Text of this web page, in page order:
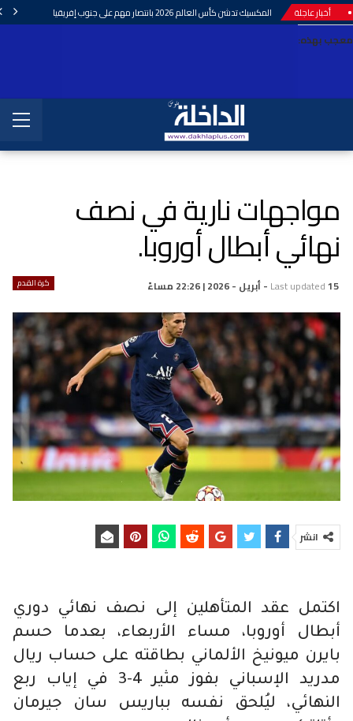
أخبار عاجلة المكسيك تدشن كأس العالم 2026 بانتصار مهم على جنوب إفريقيا
معجب بهذه:
مواجهات نارية في نصف
نهائي أبطال أوروبا.
كرة القدم Last updated15 - أبريل - 2026 | 22:26 مساءً
انشر
اكتمل عقد المتأهلين إلى نصف نهائي دوري
أبطال أوروبا، مساء الأربعاء، بعدما حسم
بايرن ميونيخ الألماني بطاقته على حساب ريال
مدريد الإسباني بفوز مثير 4-3 في إياب ربع
النهائي، ليُلحق نفسه بباريس سان جيرمان